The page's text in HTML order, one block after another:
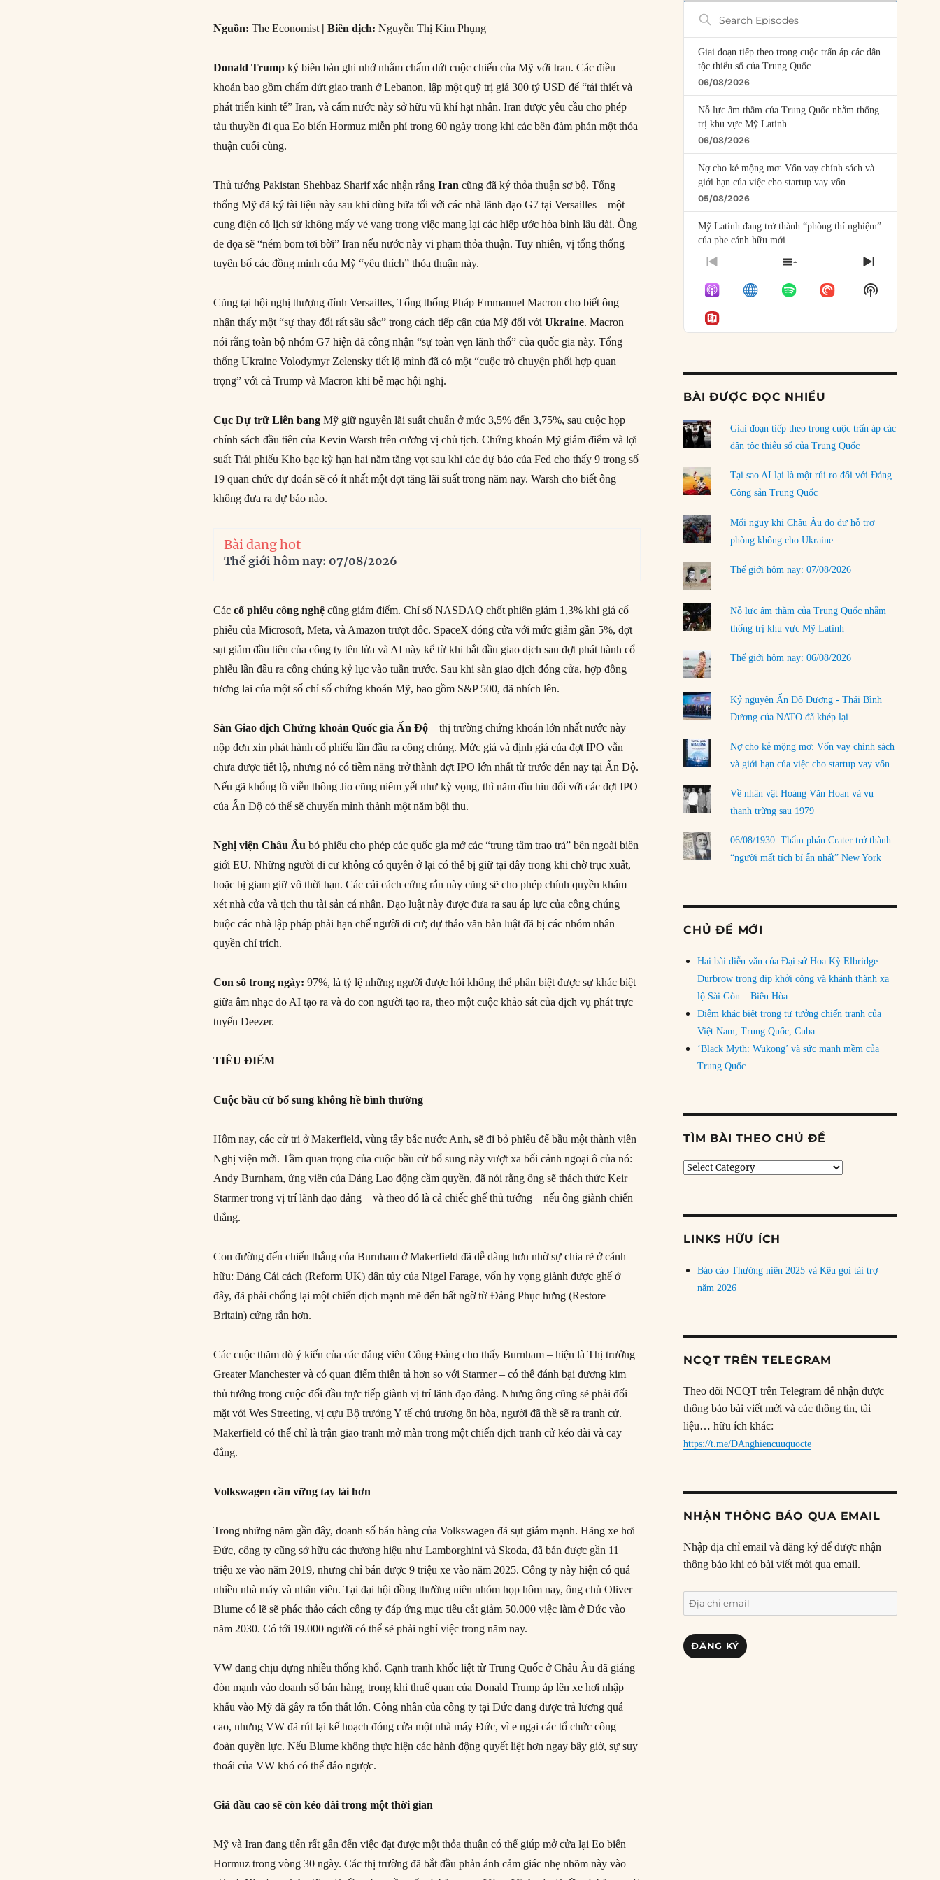
Nguồn:The Economist | Biên dịch:Nguyễn Thị Kim Phụng
Donald Trump ký biên bản ghi nhớ nhằm chấm dứt cuộc chiến của Mỹ với Iran. Các điều
khoản bao gồm chấm dứt giao tranh ở Lebanon, lập một quỹ trị giá 300 tỷ USD để “tái thiết và
phát triển kinh tế” Iran, và cấm nước này sở hữu vũ khí hạt nhân. Iran được yêu cầu cho phép
tàu thuyền đi qua Eo biển Hormuz miễn phí trong 60 ngày trong khi các bên đàm phán một thỏa
thuận cuối cùng.
Thủ tướng Pakistan Shehbaz Sharif xác nhận rằngIran cũng đã ký thỏa thuận sơ bộ. Tổng
thống Mỹ đã ký tài liệu này sau khi dùng bữa tối với các nhà lãnh đạo G7 tại Versailles – một
cung điện có lịch sử không mấy vẻ vang trong việc mang lại các hiệp ước hòa bình lâu dài. Ông
đe dọa sẽ “ném bom tơi bời” Iran nếu nước này vi phạm thỏa thuận. Tuy nhiên, vị tổng thống
tuyên bố các đồng minh của Mỹ “yêu thích” thỏa thuận này.
Cũng tại hội nghị thượng đỉnh Versailles, Tổng thống Pháp Emmanuel Macron cho biết ông
nhận thấy một “sự thay đổi rất sâu sắc” trong cách tiếp cận của Mỹ đối vớiUkraine. Macron
nói rằng toàn bộ nhóm G7 hiện đã công nhận “sự toàn vẹn lãnh thổ” của quốc gia này. Tổng
thống Ukraine Volodymyr Zelensky tiết lộ mình đã có một “cuộc trò chuyện phối hợp quan
trọng” với cả Trump và Macron khi bế mạc hội nghị.
Cục Dự trữ Liên bang Mỹ giữ nguyên lãi suất chuẩn ở mức 3,5% đến 3,75%, sau cuộc họp
chính sách đầu tiên của Kevin Warsh trên cương vị chủ tịch. Chứng khoán Mỹ giảm điểm và lợi
suất Trái phiếu Kho bạc kỳ hạn hai năm tăng vọt sau khi các dự báo của Fed cho thấy 9 trong số
19 quan chức dự đoán sẽ có ít nhất một đợt tăng lãi suất trong năm nay. Warsh cho biết ông
không đưa ra dự báo nào.
Bài đang hot
Thế giới hôm nay: 07/08/2026
Cáccổ phiếu công nghệcũng giảm điểm. Chỉ số NASDAQ chốt phiên giảm 1,3% khi giá cổ
phiếu của Microsoft, Meta, và Amazon trượt dốc. SpaceX đóng cửa với mức giảm gần 5%, đợt
sụt giảm đầu tiên của công ty tên lửa và AI này kể từ khi bắt đầu giao dịch sau đợt phát hành cổ
phiếu lần đầu ra công chúng kỷ lục vào tuần trước. Sau khi sàn giao dịch đóng cửa, hợp đồng
tương lai của một số chỉ số chứng khoán Mỹ, bao gồm S&P 500, đã nhích lên.
Sàn Giao dịch Chứng khoán Quốc gia Ấn Độ – thị trường chứng khoán lớn nhất nước này –
nộp đơn xin phát hành cổ phiếu lần đầu ra công chúng. Mức giá và định giá của đợt IPO vẫn
chưa được tiết lộ, nhưng nó có tiềm năng trở thành đợt IPO lớn nhất từ trước đến nay tại Ấn Độ.
Nếu gã khổng lồ viễn thông Jio cũng niêm yết như kỳ vọng, thì năm đìu hiu đối với các đợt IPO
của Ấn Độ có thể sẽ chuyển mình thành một năm bội thu.
Nghị viện Châu Âu bỏ phiếu cho phép các quốc gia mở các “trung tâm trao trả” bên ngoài biên
giới EU. Những người di cư không có quyền ở lại có thể bị giữ tại đây trong khi chờ trục xuất,
hoặc bị giam giữ vô thời hạn. Các cải cách cứng rắn này cũng sẽ cho phép chính quyền khám
xét nhà cửa và tịch thu tài sản cá nhân. Đạo luật này được đưa ra sau áp lực của công chúng
buộc các nhà lập pháp phải hạn chế người di cư; dự thảo văn bản luật đã bị các nhóm nhân
quyền chỉ trích.
Con số trong ngày: 97%, là tỷ lệ những người được hỏi không thể phân biệt được sự khác biệt
giữa âm nhạc do AI tạo ra và do con người tạo ra, theo một cuộc khảo sát của dịch vụ phát trực
tuyến Deezer.
TIÊU ĐIỂM
Cuộc bầu cử bổ sung không hề bình thường
Hôm nay, các cử tri ở Makerfield, vùng tây bắc nước Anh, sẽ đi bỏ phiếu để bầu một thành viên
Nghị viện mới. Tầm quan trọng của cuộc bầu cử bổ sung này vượt xa bối cảnh ngoại ô của nó:
Andy Burnham, ứng viên của Đảng Lao động cầm quyền, đã nói rằng ông sẽ thách thức Keir
Starmer trong vị trí lãnh đạo đảng – và theo đó là cả chiếc ghế thủ tướng – nếu ông giành chiến
thắng.
Con đường đến chiến thắng của Burnham ở Makerfield đã dễ dàng hơn nhờ sự chia rẽ ở cánh
hữu: Đảng Cải cách (Reform UK) dân túy của Nigel Farage, vốn hy vọng giành được ghế ở
đây, đã phải chống lại một chiến dịch mạnh mẽ đến bất ngờ từ Đảng Phục hưng (Restore
Britain) cứng rắn hơn.
Các cuộc thăm dò ý kiến của các đảng viên Công Đảng cho thấy Burnham – hiện là Thị trưởng
Greater Manchester và có quan điểm thiên tả hơn so với Starmer – có thể đánh bại đương kim
thủ tướng trong cuộc đối đầu trực tiếp giành vị trí lãnh đạo đảng. Nhưng ông cũng sẽ phải đối
mặt với Wes Streeting, vị cựu Bộ trưởng Y tế chủ trương ôn hòa, người đã thề sẽ ra tranh cử.
Makerfield có thể chỉ là trận giao tranh mở màn trong một chiến dịch tranh cử kéo dài và cay
đắng.
Volkswagen cần vững tay lái hơn
Trong những năm gần đây, doanh số bán hàng của Volkswagen đã sụt giảm mạnh. Hãng xe hơi
Đức, công ty cũng sở hữu các thương hiệu như Lamborghini và Skoda, đã bán được gần 11
triệu xe vào năm 2019, nhưng chỉ bán được 9 triệu xe vào năm 2025. Công ty này hiện có quá
nhiều nhà máy và nhân viên. Tại đại hội đồng thường niên nhóm họp hôm nay, ông chủ Oliver
Blume có lẽ sẽ phác thảo cách công ty đáp ứng mục tiêu cắt giảm 50.000 việc làm ở Đức vào
năm 2030. Có tới 19.000 người có thể sẽ phải nghỉ việc trong năm nay.
VW đang chịu đựng nhiều thống khổ. Cạnh tranh khốc liệt từ Trung Quốc ở Châu Âu đã giáng
đòn mạnh vào doanh số bán hàng, trong khi thuế quan của Donald Trump áp lên xe hơi nhập
khẩu vào Mỹ đã gây ra tổn thất lớn. Công nhân của công ty tại Đức đang được trả lương quá
cao, nhưng VW đã rút lại kế hoạch đóng cửa một nhà máy Đức, vì e ngại các tổ chức công
đoàn quyền lực. Nếu Blume không thực hiện các hành động quyết liệt hơn ngay bây giờ, sự suy
thoái của VW khó có thể đảo ngược.
Giá dầu cao sẽ còn kéo dài trong một thời gian
Mỹ và Iran đang tiến rất gần đến việc đạt được một thỏa thuận có thể giúp mở cửa lại Eo biển
Hormuz trong vòng 30 ngày. Các thị trường đã bắt đầu phản ánh cảm giác nhẹ nhõm này vào
Search
Episodes
Giai đoạn tiếp theo trong cuộc trấn áp các dân
tộc thiểu số của Trung Quốc
06/08/2026
Nỗ lực âm thầm của Trung Quốc nhằm thống
trị khu vực Mỹ Latinh
06/08/2026
Nợ cho kẻ mộng mơ: Vốn vay chính sách và
giới hạn của việc cho startup vay vốn
05/08/2026
Mỹ Latinh đang trở thành “phòng thí nghiệm”
của phe cánh hữu mới
04/08/2026
Tại sao Trung Quốc phủ nhận cuộc gặp với
Ngoại trưởng Nhật Bản?
04/08/2026
03/08/2026
Đặt cược vào thất bại: Các quỹ đầu tư mạo
rủi ro
02/08/2026
Làm thế nào để kết thúc Chiến tranh Iran?
01/08/2026
Chiến lược kế tiếp của Bắc Kinh ở Biển Đông
31/07/2026
Trật tự thế giới mới: Các nước nhỏ sẽ luôn
phải chịu đựng?
30/07/2026
LOAD MORE
PREVIOUS
EPISODE
SHOW
EPISODES
LIST
NEXT
EPISODE
Show
Podcast
BÀI ĐƯỢC ĐỌC NHIỀU
Giai đoạn tiếp theo trong cuộc trấn áp các
dân tộc thiểu số của Trung Quốc
Tại sao AI lại là một rủi ro đối với Đảng
Cộng sản Trung Quốc
Mối nguy khi Châu Âu do dự hỗ trợ
phòng không cho Ukraine
Thế giới hôm nay: 07/08/2026
Nỗ lực âm thầm của Trung Quốc nhằm
thống trị khu vực Mỹ Latinh
Thế giới hôm nay: 06/08/2026
Kỷ nguyên Ấn Độ Dương - Thái Bình
Dương của NATO đã khép lại
Nợ cho kẻ mộng mơ: Vốn vay chính sách
và giới hạn của việc cho startup vay vốn
Về nhân vật Hoàng Văn Hoan và vụ
thanh trừng sau 1979
06/08/1930: Thẩm phán Crater trở thành
“người mất tích bí ẩn nhất” New York
CHỦ ĐỀ MỚI
Hai bài diễn văn của Đại sứ Hoa Kỳ Elbridge
Durbrow trong dịp khởi công và khánh thành xa
lộ Sài Gòn – Biên Hòa
Điểm khác biệt trong tư tưởng chiến tranh của
Việt Nam, Trung Quốc, Cuba
‘Black Myth: Wukong’ và sức mạnh mềm của
Trung Quốc
TÌM BÀI THEO CHỦ ĐỀ
Tìm
LINKS HỮU ÍCH
Báo cáo Thường niên 2025 và Kêu gọi tài trợ
năm 2026
NCQT TRÊN TELEGRAM
Theo dõi NCQT trên Telegram để nhận được
thông báo bài viết mới và các thông tin, tài
liệu… hữu ích khác:
https://t.me/DAnghiencuuquocte
NHẬN THÔNG BÁO QUA EMAIL
Nhập địa chỉ email và đăng ký để được nhận
thông báo khi có bài viết mới qua email.
Địa
chỉ
email
ĐĂNG KÝ